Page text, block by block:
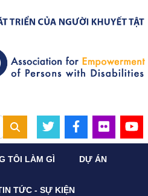
TÔI LÀM GÌ DỰ ÁN
TỨC - SỰ KIỆN